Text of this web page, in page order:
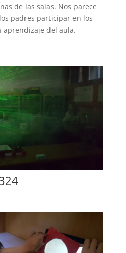
de las salas. Nos parece
padres participar en los
aprendizaje del aula.